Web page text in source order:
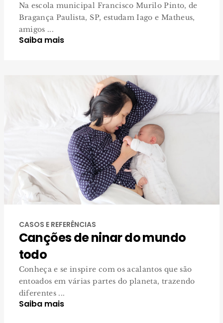
Na escola municipal Francisco Murilo Pinto, de
Bragança Paulista, SP, estudam Iago e Matheus,
amigos ...
Saiba mais
CASOS E REFERÊNCIAS
Canções de ninar do mundo
todo
Conheça e se inspire com os acalantos que são
entoados em várias partes do planeta, trazendo
diferentes ...
Saiba mais